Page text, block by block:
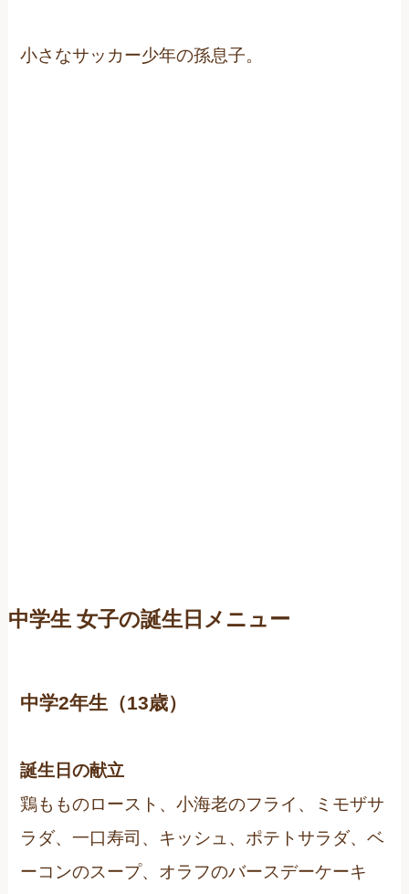
小さなサッカー少年の孫息子。
中学生 女子の誕生日メニュー
中学2年生（13歳）
誕生日の献立
鶏もものロースト、小海老のフライ、ミモザサ
ラダ、一口寿司、キッシュ、ポテトサラダ、ベ
ーコンのスープ、オラフのバースデーケーキ